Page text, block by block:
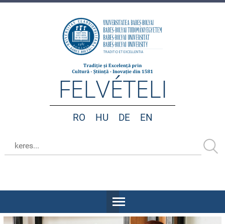
FELVÉTELI
RO HU DE EN